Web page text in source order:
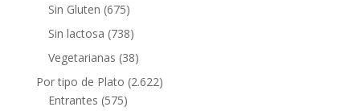
Sin Gluten (675)
Sin lactosa (738)
Vegetarianas (38)
Por tipo de Plato (2.622)
Entrantes (575)